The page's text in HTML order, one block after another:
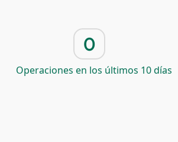
0
Operaciones en los últimos 10 días